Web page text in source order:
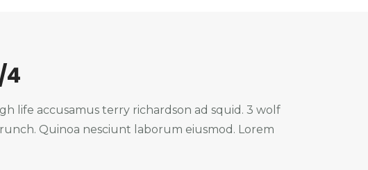
4
life accusamus terry richardson ad squid. 3 wolf
Quinoa nesciunt laborum eiusmod. Lorem